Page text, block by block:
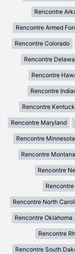
Rencontre
Rencontre Armed
Rencontre Colorado
Rencontre
Rencontre
Rencontre
Rencontre
Rencontre Maryland
Rencontre Minnesota
Rencontre Montana
Rencontre
Rencontre North
Rencontre Oklahoma
Rencontre
Rencontre South